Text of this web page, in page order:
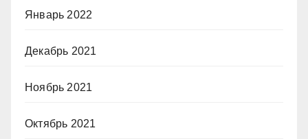
Январь 2022
Декабрь 2021
Ноябрь 2021
Октябрь 2021